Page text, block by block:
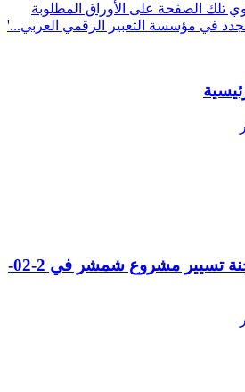
تلك الصفحة على الأوراق المطلوبة
في مؤسسة التعبير الرقمي العربي...'
محضر:اجتماع لجنة تسيير مشروع شمشر في 2-02-